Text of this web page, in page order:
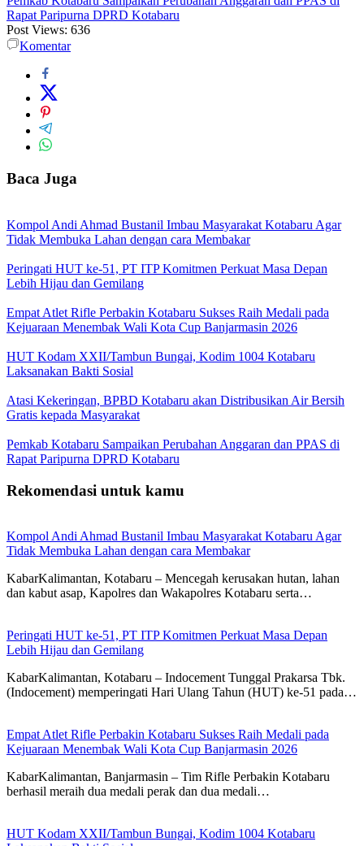
Rapat Paripurna DPRD Kotabaru
Post Views: 636
Komentar
Baca Juga
Kompol Andi Ahmad Bustanil Imbau Masyarakat Kotabaru Agar
Tidak Membuka Lahan dengan cara Membakar
Peringati HUT ke-51, PT ITP Komitmen Perkuat Masa Depan
Lebih Hijau dan Gemilang
Empat Atlet Rifle Perbakin Kotabaru Sukses Raih Medali pada
Kejuaraan Menembak Wali Kota Cup Banjarmasin 2026
HUT Kodam XXII/Tambun Bungai, Kodim 1004 Kotabaru
Laksanakan Bakti Sosial
Atasi Kekeringan, BPBD Kotabaru akan Distribusikan Air Bersih
Gratis kepada Masyarakat
Pemkab Kotabaru Sampaikan Perubahan Anggaran dan PPAS di
Rapat Paripurna DPRD Kotabaru
Rekomendasi untuk kamu
Kompol Andi Ahmad Bustanil Imbau Masyarakat Kotabaru Agar
Tidak Membuka Lahan dengan cara Membakar
KabarKalimantan, Kotabaru – Mencegah kerusakan hutan, lahan
dan kabut asap, Kapolres dan Wakapolres Kotabaru serta…
Peringati HUT ke-51, PT ITP Komitmen Perkuat Masa Depan
Lebih Hijau dan Gemilang
KabarKalimantan, Kotabaru – Indocement Tunggal Prakarsa Tbk.
(Indocement) memperingati Hari Ulang Tahun (HUT) ke-51 pada…
Empat Atlet Rifle Perbakin Kotabaru Sukses Raih Medali pada
Kejuaraan Menembak Wali Kota Cup Banjarmasin 2026
KabarKalimantan, Banjarmasin – Tim Rifle Perbakin Kotabaru
berhasil meraih dua medali perak dan dua medali…
HUT Kodam XXII/Tambun Bungai, Kodim 1004 Kotabaru